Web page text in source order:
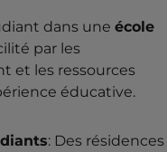
dans une école
par les
et les ressources
éducative.
: Des résidences